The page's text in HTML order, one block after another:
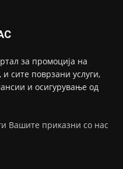
за промоција на
сите поврзани услуги,
и осигурување од
Вашите приказни со нас